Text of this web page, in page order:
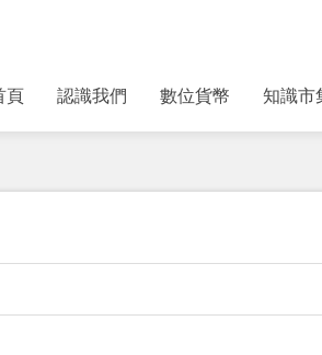
頁 認識我們 數位貨幣 知識市